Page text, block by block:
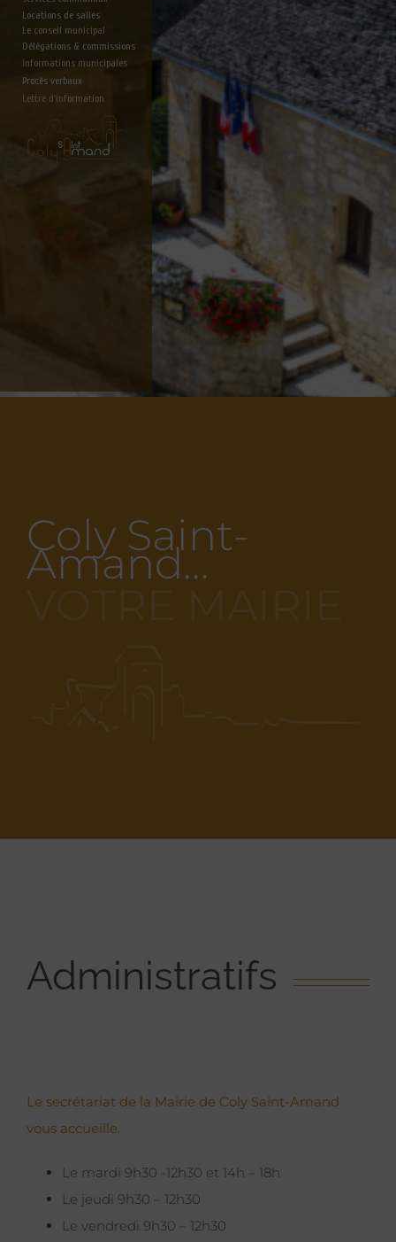
Locations de salles
Le conseil municipal
Délégations & commissions
Informations municipales
Lettre d'information
Procès verbaux
Coly Saint-
Amand…
Administratifs
Le secrétariat de la Mairie de Coly Saint-Amand
vous accueille.
Le mardi 9h30 -12h30 et 14h – 18h
Le jeudi 9h30 – 12h30
Le vendredi 9h30 – 12h30